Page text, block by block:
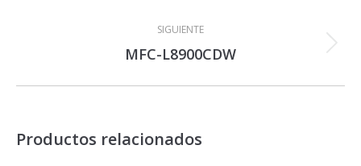
SIGUIENTE
Proyecto
MFC-L8900CDW
Productos relacionados